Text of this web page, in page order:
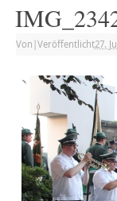
Von Veröffentlicht27.